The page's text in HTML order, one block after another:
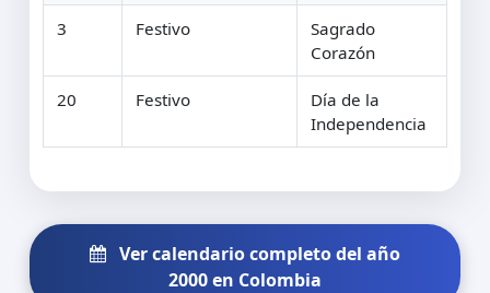
3 Festivo
Sagrado
Corazón
20 Festivo
Día de la
Independencia
Ver calendario completo del año
2000 en Colombia